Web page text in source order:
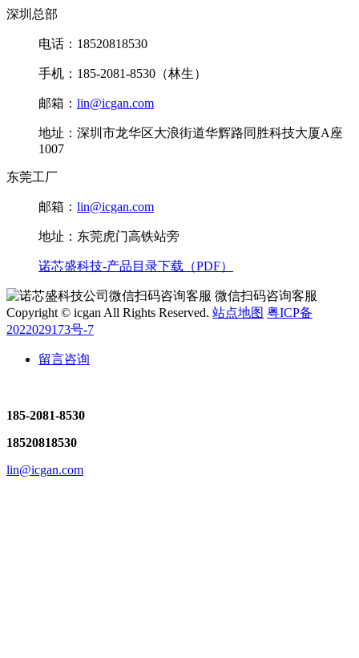
深圳总部
电话：18520818530
手机：185-2081-8530（林生）
邮箱： lin@icgan.com
地址：深圳市龙华区大浪街道华辉路同胜科技大厦A座
1007
东莞工厂
邮箱： lin@icgan.com
地址：东莞虎门高铁站旁
诺芯盛科技-产品目录下载（PDF）
微信扫码咨询客服
Copyright © icgan All Rights Reserved. 站点地图 粤ICP备
2022029173号-7
留言咨询
185-2081-8530
18520818530
lin@icgan.com